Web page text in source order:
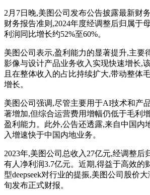
2月7日晚,美图公司发布公告披露最新财
财务报告准则,2024年度经调整后归属于
利润同比增长约52%至60%。
美图公司表示,盈利能力的显著提升,主要
影像与设计产品业务收入实现快速增长,
且在整体收入的占比持续扩大,带动整体
增长。
美图公司强调,尽管主要用于AI技术和产
著增加,但综合运营费用增幅仍低于毛利
盈利能力。此外,公告还透露,来自中国内
入增速快于中国内地业务。
2023年,美图公司总收入27亿元,经调整后
有人净利润3.7亿元。近期,得益于高效的
型deepseek对行业的提振,美图公司股价
旬发布正式财报。